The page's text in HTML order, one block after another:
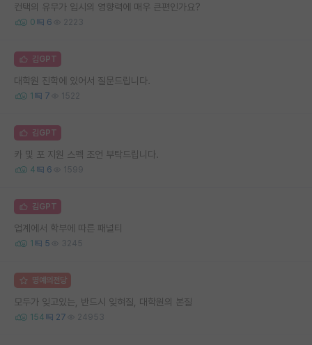
컨택의 유무가 입시의 영향력에 매우 큰편인가요?
0 6 2223
김GPT
대학원 진학에 있어서 질문드립니다.
1 7 1522
김GPT
카 및 포 지원 스펙 조언 부탁드립니다.
4 6 1599
김GPT
업계에서 학부에 따른 패널티
1 5 3245
명예의전당
모두가 잊고있는, 반드시 잊혀질, 대학원의 본질
154 27 24953